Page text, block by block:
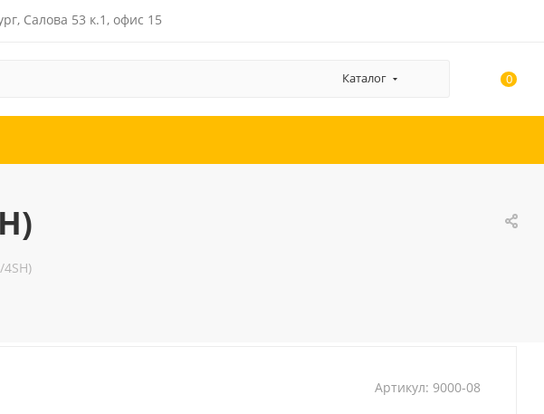
Салова 53 к.1, офис 15
Каталог 0
Артикул: 9000-08